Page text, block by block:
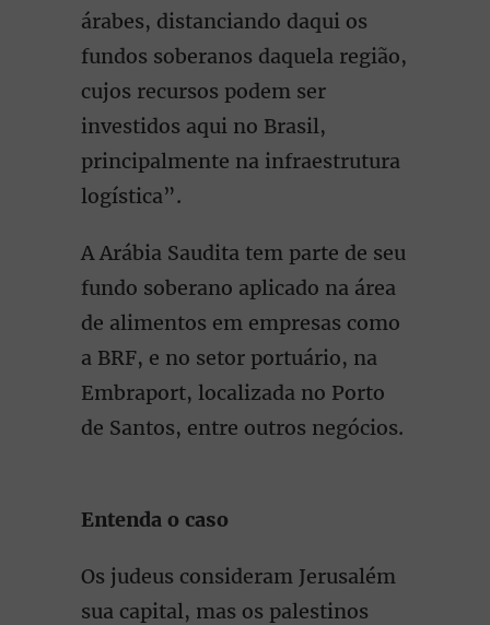
árabes, distanciando daqui os
fundos soberanos daquela região,
cujos recursos podem ser
investidos aqui no Brasil,
principalmente na infraestrutura
logística”.
A Arábia Saudita tem parte de seu
fundo soberano aplicado na área
de alimentos em empresas como
a BRF, e no setor portuário, na
Embraport, localizada no Porto
de Santos, entre outros negócios.
Entenda o caso
Os judeus consideram Jerusalém
sua capital, mas os palestinos